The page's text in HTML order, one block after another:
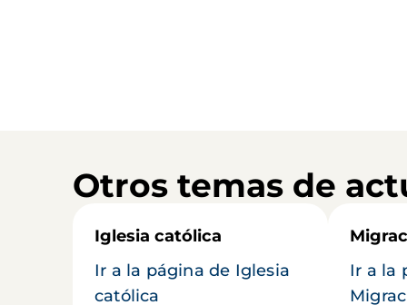
Otros temas de
Iglesia católica
Ir a la página de Iglesia
católica
Ir a la